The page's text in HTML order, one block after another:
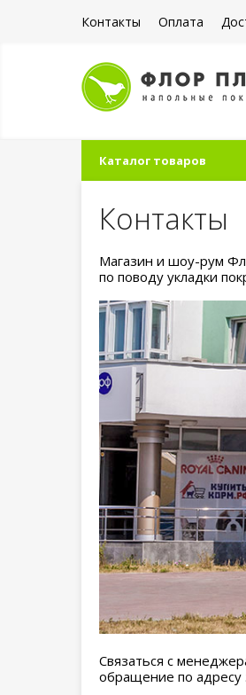
Контакты Оплата
Каталог товаров
Контакты
Магазин и шоу-рум
по поводу укладки
Связаться с
обращение по адресу